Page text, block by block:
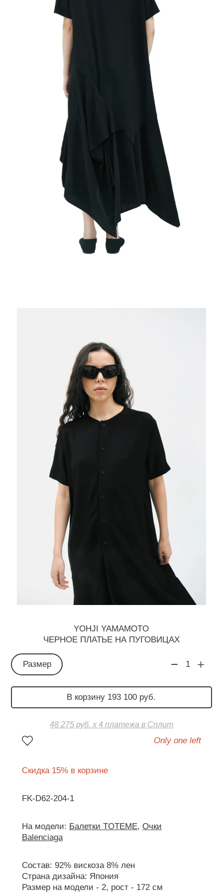
YOHJI YAMAMOTO
ЧЕРНОЕ ПЛАТЬЕ НА ПУГОВИЦАХ
Размер 1
В корзину 193 100 руб.
48 275 руб. х 4 платежа в Сплит
Only one left
Скидка 15% в корзине
FK-D62-204-1
На модели: Балетки TOTEME, Очки
Balenciaga
Состав: 92% вискоза 8% лен
Страна дизайна: Япония
Размер на модели - 2, рост - 172 см